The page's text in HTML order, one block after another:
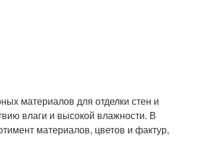
материалов для отделки стен и
влаги и высокой влажности. В
материалов, цветов и фактур,